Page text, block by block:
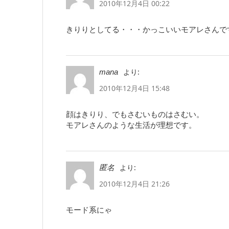
2010年12月4日 00:22
きりりとしてる・・・かっこいいモアレさんで
mana
より:
2010年12月4日 15:48
顔はきりり、でもさむいものはさむい。
モアレさんのような生活が理想です。
匿名
より:
2010年12月4日 21:26
モード系にゃ